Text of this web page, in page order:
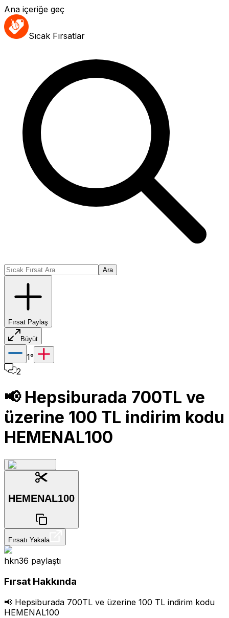
Ana içeriğe geç
Sıcak Fırsatlar
Ara
Fırsat Paylaş
Büyüt
1°
2
📢 Hepsiburada 700TL ve
üzerine 100 TL indirim kodu
HEMENAL100
HEMENAL100
Fırsatı Yakala
hkn36 paylaştı
Fırsat Hakkında
📢 Hepsiburada 700TL ve üzerine 100 TL indirim kodu
HEMENAL100